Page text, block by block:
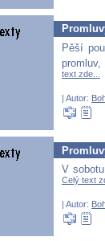
Pěší
text zde...
| Autor:
V
Celý text
| Autor: